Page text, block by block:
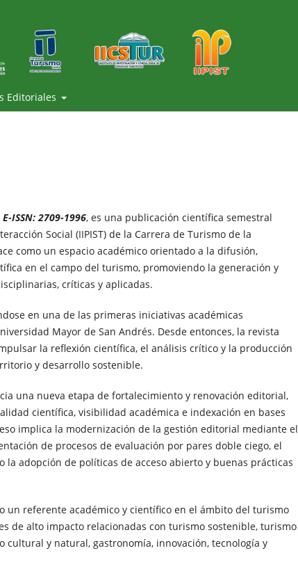
Editoriales
E-ISSN: 2709-1996, es una publicación científica semestral
Social (IIPIST) de la Carrera de Turismo de la
como un espacio académico orientado a la difusión,
en el campo del turismo, promoviendo la generación y
críticas y aplicadas.
en una de las primeras iniciativas académicas
Mayor de San Andrés. Desde entonces, la revista
la reflexión científica, el análisis crítico y la producción
y desarrollo sostenible.
una nueva etapa de fortalecimiento y renovación editorial,
científica, visibilidad académica e indexación en bases
implica la modernización de la gestión editorial mediante el
de procesos de evaluación por pares doble ciego, el
adopción de políticas de acceso abierto y buenas prácticas
un referente académico y científico en el ámbito del turismo
de alto impacto relacionadas con turismo sostenible, turismo
y natural, gastronomía, innovación, tecnología y